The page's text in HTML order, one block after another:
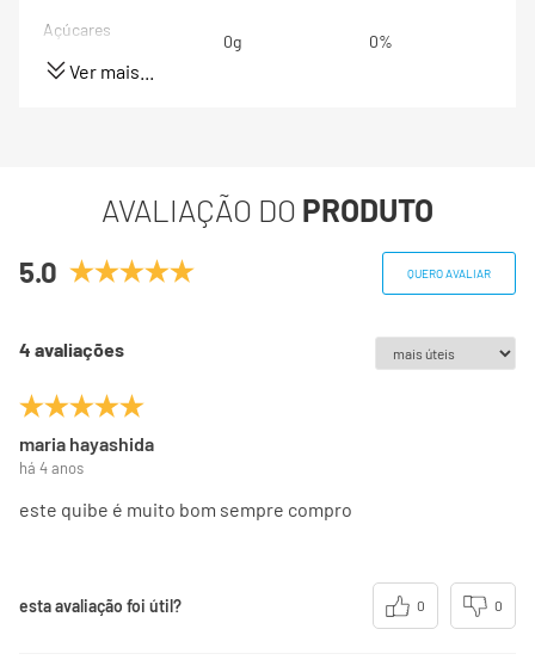
Açúcares
0g 0%
**
Fibra alimentar 16%
Sódio
Magnésio
dependendo de suas necessidades energéticas.
Ver mais...
AVALIAÇÃO DO PRODUTO
5.0 QUERO AVALIAR
4 avaliações
maria hayashida
há 4 anos
este quibe é muito bom sempre compro
esta avaliação foi útil? 0 0